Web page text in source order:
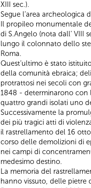
XIII sec.).
Segue l’area archeologica
Il propileo monumentale
di S.Angelo (nota dall’ VIII
lungo il colonnato dello
Roma.
Quest’ultimo è stato
della comunità ebraica;
protrattosi nei secoli con
1848 - determinarono con
quattro grandi isolati uno
Successivamente la
dei più tragici atti di
il rastrellamento del 16
corso delle demolizioni di
nei campi di
medesimo destino.
La memoria del
hanno vissuto, delle pietre